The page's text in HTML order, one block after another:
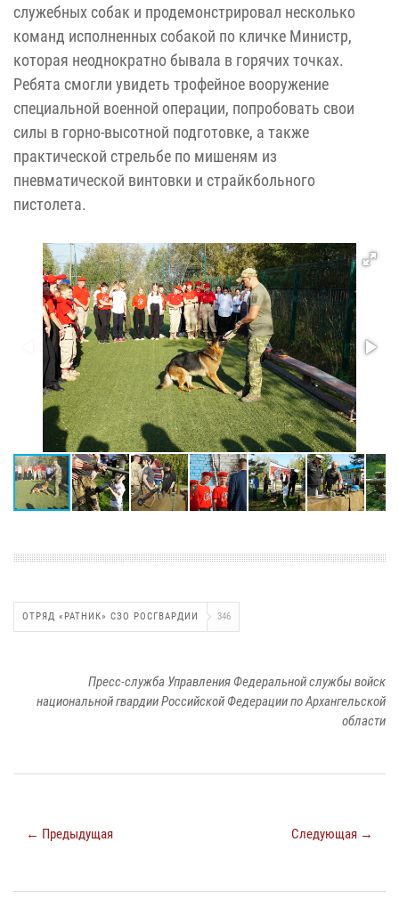
служебных собак и продемонстрировал несколько
команд исполненных собакой по кличке Министр,
которая неоднократно бывала в горячих точках.
Ребята смогли увидеть трофейное вооружение
специальной военной операции, попробовать свои
силы в горно-высотной подготовке, а также
практической стрельбе по мишеням из
пневматической винтовки и страйкбольного
пистолета.
ОТРЯД «РАТНИК» СЗО РОСГВАРДИИ 346
Пресс-служба Управления Федеральной службы войск
национальной гвардии Российской Федерации по Архангельской
области
← Предыдущая Следующая →